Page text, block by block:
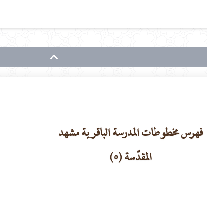
فهرس مخطوطات المدرسة الباقرية مشهد
المقدّسة (٥)